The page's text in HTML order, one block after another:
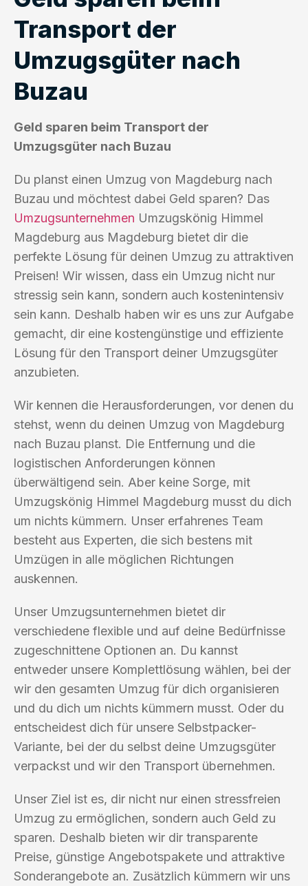
Transport der
Umzugsgüter nach
Buzau
Geld sparen beim Transport der
Umzugsgüter nach Buzau
Du planst einen Umzug von Magdeburg nach
Buzau und möchtest dabei Geld sparen? Das
Umzugsunternehmen Umzugskönig Himmel
Magdeburg aus Magdeburg bietet dir die
perfekte Lösung für deinen Umzug zu attraktiven
Preisen! Wir wissen, dass ein Umzug nicht nur
stressig sein kann, sondern auch kostenintensiv
sein kann. Deshalb haben wir es uns zur Aufgabe
gemacht, dir eine kostengünstige und effiziente
Lösung für den Transport deiner Umzugsgüter
anzubieten.
Wir kennen die Herausforderungen, vor denen du
stehst, wenn du deinen Umzug von Magdeburg
nach Buzau planst. Die Entfernung und die
logistischen Anforderungen können
überwältigend sein. Aber keine Sorge, mit
Umzugskönig Himmel Magdeburg musst du dich
um nichts kümmern. Unser erfahrenes Team
besteht aus Experten, die sich bestens mit
Umzügen in alle möglichen Richtungen
auskennen.
Unser Umzugsunternehmen bietet dir
verschiedene flexible und auf deine Bedürfnisse
zugeschnittene Optionen an. Du kannst
entweder unsere Komplettlösung wählen, bei der
wir den gesamten Umzug für dich organisieren
und du dich um nichts kümmern musst. Oder du
entscheidest dich für unsere Selbstpacker-
Variante, bei der du selbst deine Umzugsgüter
verpackst und wir den Transport übernehmen.
Unser Ziel ist es, dir nicht nur einen stressfreien
Umzug zu ermöglichen, sondern auch Geld zu
sparen. Deshalb bieten wir dir transparente
Preise, günstige Angebotspakete und attraktive
Sonderangebote an. Zusätzlich kümmern wir uns